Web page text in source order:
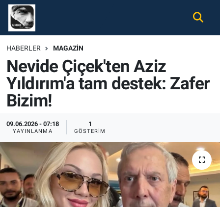
HABERLER MAGAZIN
Nevide Çiçek'ten Aziz
Yıldırım'a tam destek: Zafer
Bizim!
09.06.2026 - 07:18
YAYINLANMA
1
GÖSTERIM
Gündem
Ekonomi
Spor
Tüm Haberler
İletişim
Künye
Nöbetçi Eczaneler
Hava Durumu
Namaz Vakitleri
Süper Lig Puan Durumu ve Fikstür
Tüm Manşetler
Son Dakika Haberleri